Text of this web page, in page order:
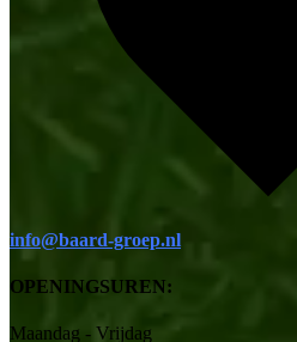
info@baard-groep.nl
OPENINGSUREN:
Maandag - Vrijdag